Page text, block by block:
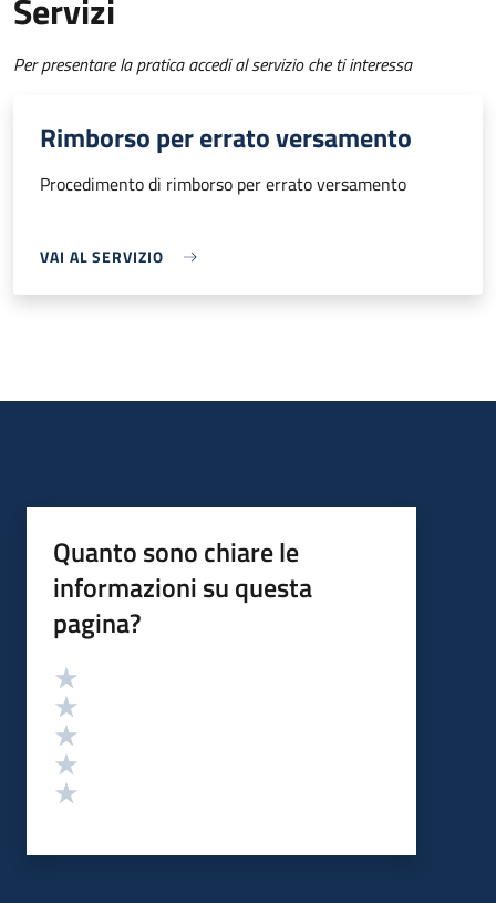
Servizi
Per presentare la pratica accedi al servizio che ti interessa
Rimborso per errato versamento
Procedimento di rimborso per errato versamento
VAI AL SERVIZIO
Quanto sono chiare le
informazioni su questa
pagina?
Valutazione